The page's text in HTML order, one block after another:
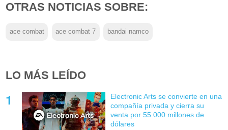
OTRAS NOTICIAS SOBRE:
ace combat ace combat 7 bandai namco
LO MÁS LEÍDO
Electronic Arts se convierte en una
compañía privada y cierra su
venta por 55.000 millones de
dólares